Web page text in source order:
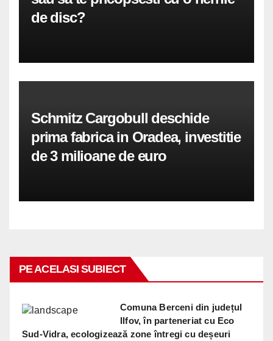
de disc?
Schmitz Cargobull deschide
prima fabrica in Oradea, investitie
de 3 milioane de euro
PE ACELASI SUBIECT
Comuna Berceni din județul
Ilfov, în parteneriat cu Eco
Sud-Vidra, ecologizează zone întregi cu deșeuri